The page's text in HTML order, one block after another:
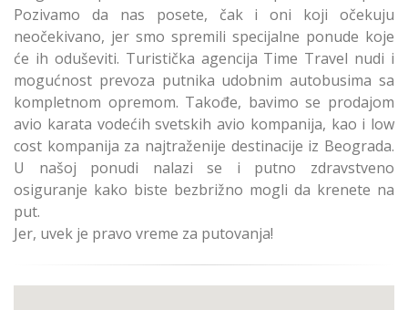
Pozivamo da nas posete, čak i oni koji očekuju
neočekivano, jer smo spremili specijalne ponude koje
će ih oduševiti. Turistička agencija Time Travel nudi i
mogućnost prevoza putnika udobnim autobusima sa
kompletnom opremom. Takođe, bavimo se prodajom
avio karata vodećih svetskih avio kompanija, kao i low
cost kompanija za najtraženije destinacije iz Beograda.
U našoj ponudi nalazi se i putno zdravstveno
osiguranje kako biste bezbrižno mogli da krenete na
put.
Jer, uvek je pravo vreme za putovanja!